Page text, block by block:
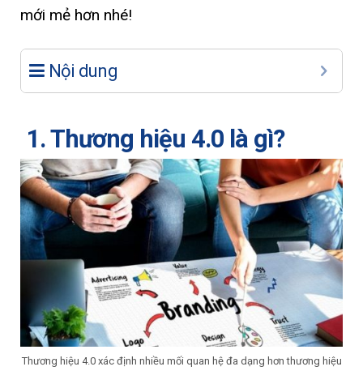
mới mẻ hơn nhé!
Nội dung
1. Thương hiệu 4.0 là gì?
Thương hiệu 4.0 xác định nhiều mối quan hệ đa dạng hơn thương hiệu